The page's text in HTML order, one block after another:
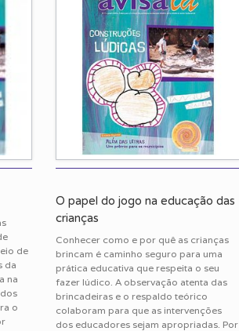
de
da
na
o
O papel do jogo na educação das
crianças
Conhecer como e por quê as crianças
brincam é caminho seguro para uma
prática educativa que respeita o seu
fazer lúdico. A observação atenta das
brincadeiras e o respaldo teórico
colaboram para que as intervenções
dos educadores sejam apropriadas. Por